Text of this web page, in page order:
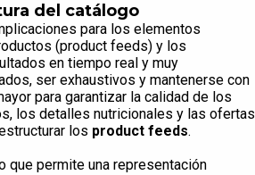
del catálogo
para los elementos
(product feeds) y los
en tiempo real y muy
ser exhaustivos y mantenerse con
para garantizar la calidad de los
los detalles nutricionales y las ofertas
los product feeds.
que permite una representación